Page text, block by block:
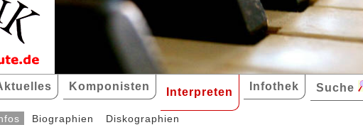
Komponisten Interpreten Infothek Suche
Biographien Diskographien